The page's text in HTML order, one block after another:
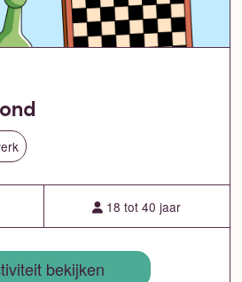
18 tot 40 jaar
bekijken